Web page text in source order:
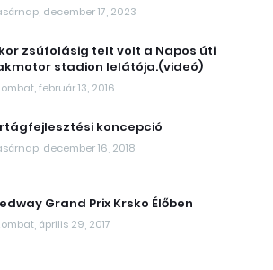
december 17, 2023
zsúfolásig telt volt a Napos úti
stadion lelátója.(videó)
február 13, 2016
koncepció
december 16, 2018
Grand Prix Krsko Élőben
április 29, 2017